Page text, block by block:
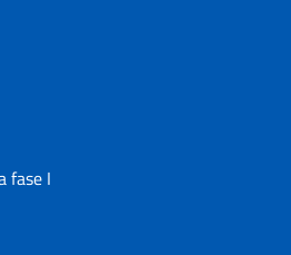
fase I